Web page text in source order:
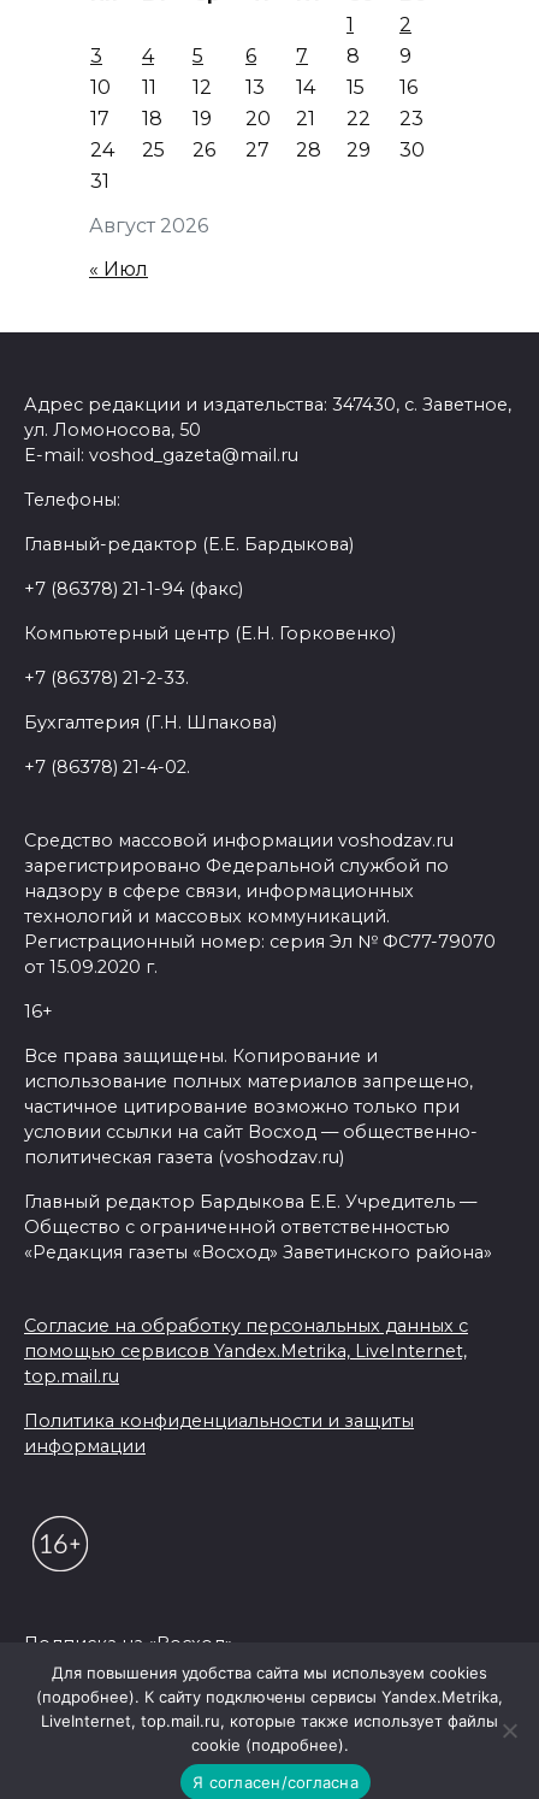
Август 2026
1
2
3
4 5 6 7 8
9
10
11 12 13 14 15
16
17
18 19 20 21 22
23
24
25 26 27 28 29
30
31
« Июл
Адрес редакции и издательства: 347430, с. Заветное,
ул. Ломоносова, 50
E-mail: voshod_gazeta@mail.ru
Телефоны:
Главный-редактор (Е.Е. Бардыкова)
+7 (86378) 21-1-94 (факс)
Компьютерный центр (Е.Н. Горковенко)
+7 (86378) 21-2-33.
Бухгалтерия (Г.Н. Шпакова)
+7 (86378) 21-4-02.
Средство массовой информации voshodzav.ru
зарегистрировано Федеральной службой по
надзору в сфере связи, информационных
технологий и массовых коммуникаций.
Регистрационный номер: серия Эл № ФС77-79070
от 15.09.2020 г.
16+
Все права защищены. Копирование и
использование полных материалов запрещено,
частичное цитирование возможно только при
условии ссылки на сайт Восход — общественно-
политическая газета (voshodzav.ru)
Главный редактор Бардыкова Е.Е. Учредитель —
Общество с ограниченной ответственностью
«Редакция газеты «Восход» Заветинского района»
Согласие на обработку персональных данных с
помощью сервисов Yandex.Metrika, LiveInternet,
top.mail.ru
Политика конфиденциальности и защиты
информации
Подписка на «Восход»
© 2026 Редакция "Восход"
Для повышения удобства сайта мы используем cookies
(подробнее). К сайту подключены сервисы Yandex.Metrika,
LiveInternet, top.mail.ru, которые также использует файлы
cookie (подробнее).
Я согласен/согласна